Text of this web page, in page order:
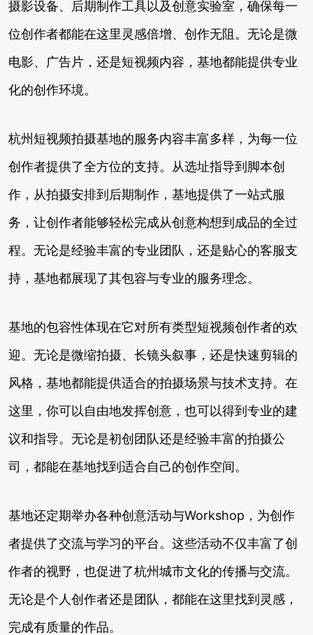
摄影设备、后期制作工具以及创意实验室，确保每一
位创作者都能在这里灵感倍增、创作无阻。无论是微
电影、广告片，还是短视频内容，基地都能提供专业
化的创作环境。
杭州短视频拍摄基地的服务内容丰富多样，为每一位
创作者提供了全方位的支持。从选址指导到脚本创
作，从拍摄安排到后期制作，基地提供了一站式服
务，让创作者能够轻松完成从创意构想到成品的全过
程。无论是经验丰富的专业团队，还是贴心的客服支
持，基地都展现了其包容与专业的服务理念。
基地的包容性体现在它对所有类型短视频创作者的欢
迎。无论是微缩拍摄、长镜头叙事，还是快速剪辑的
风格，基地都能提供适合的拍摄场景与技术支持。在
这里，你可以自由地发挥创意，也可以得到专业的建
议和指导。无论是初创团队还是经验丰富的拍摄公
司，都能在基地找到适合自己的创作空间。
基地还定期举办各种创意活动与Workshop，为创作
者提供了交流与学习的平台。这些活动不仅丰富了创
作者的视野，也促进了杭州城市文化的传播与交流。
无论是个人创作者还是团队，都能在这里找到灵感，
完成有质量的作品。